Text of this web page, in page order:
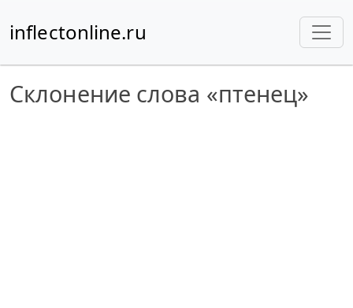
inflectonline.ru
Склонение слова «птенец»